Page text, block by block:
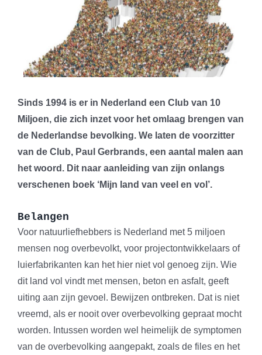
Sinds 1994 is er in Nederland een Club van 10
Miljoen, die zich inzet voor het omlaag brengen van
de Nederlandse bevolking. We laten de voorzitter
van de Club, Paul Gerbrands, een aantal malen aan
het woord. Dit naar aanleiding van zijn onlangs
verschenen boek ‘Mijn land van veel en vol’.
Belangen
Voor natuurliefhebbers is Nederland met 5 miljoen
mensen nog overbevolkt, voor projectontwikkelaars of
luierfabrikanten kan het hier niet vol genoeg zijn. Wie
dit land vol vindt met mensen, beton en asfalt, geeft
uiting aan zijn gevoel. Bewijzen ontbreken. Dat is niet
vreemd, als er nooit over overbevolking gepraat mocht
worden. Intussen worden wel heimelijk de symptomen
van de overbevolking aangepakt, zoals de files en het